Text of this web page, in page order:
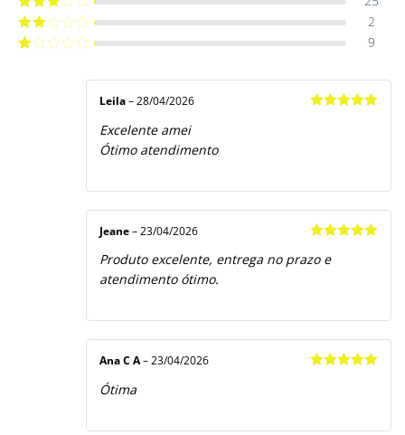
Avaliação
Avaliação
2
9
Leila – 28/04/2026
Excelente amei
Ótimo atendimento
de 5
Jeane – 23/04/2026
Produto excelente, entrega no prazo e
atendimento ótimo.
Ana C A– 23/04/2026
Ótima